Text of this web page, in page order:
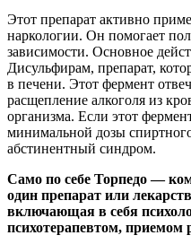
Этот препарат активно
наркологии. Он помогает
зависимости. Основное
Дисульфирам, препарат,
в печени. Этот фермент
расщепление алкоголя из
организма. Если этот
минимальной дозы
абстинентный синдром.
Само по себе Торпедо —
один препарат или
включающая в себя
психотерапевтом, приемом